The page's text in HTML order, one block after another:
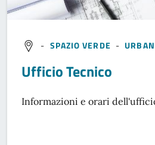
- SPAZIO VERDE -
Ufficio Tecnico
Informazioni e orari